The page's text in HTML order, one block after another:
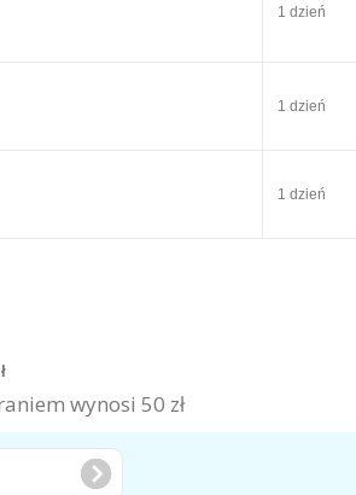
1 dzień
1 dzień
1 dzień
wynosi 50 zł